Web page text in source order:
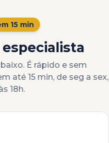
15 min
É rápido e sem
até 15 min, de seg a sex,
18h.